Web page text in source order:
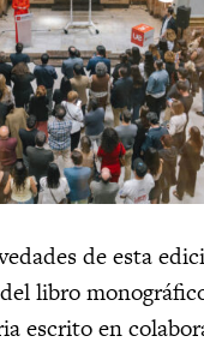
de esta
libro
escrito en